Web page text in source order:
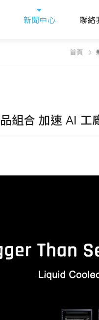
新聞中心 聯絡
首頁
組合 加速 AI 工